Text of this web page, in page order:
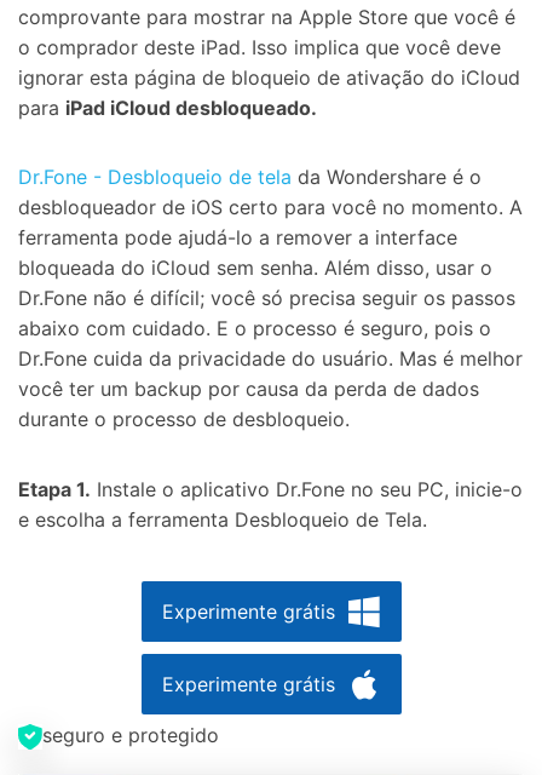
comprovante para mostrar na Apple Store que você é
o comprador deste iPad. Isso implica que você deve
ignorar esta página de bloqueio de ativação do iCloud
para iPad iCloud desbloqueado.
Dr.Fone - Desbloqueio de tela da Wondershare é o
desbloqueador de iOS certo para você no momento. A
ferramenta pode ajudá-lo a remover a interface
bloqueada do iCloud sem senha. Além disso, usar o
Dr.Fone não é difícil; você só precisa seguir os passos
abaixo com cuidado. E o processo é seguro, pois o
Dr.Fone cuida da privacidade do usuário. Mas é melhor
você ter um backup por causa da perda de dados
durante o processo de desbloqueio.
Etapa 1. Instale o aplicativo Dr.Fone no seu PC, inicie-o
e escolha a ferramenta Desbloqueio de Tela.
Experimente grátis
Experimente grátis
seguro e protegido